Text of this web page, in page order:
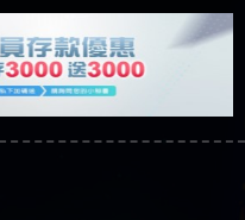
霸老虎機！
資詐騙套路緊急追討
騙 力智投資是真的嗎
還在癡迷力智投資高
詐騙追回資金賴
行是不是詐騙 天盛商
嗎 被天盛商行詐騙一
zg369】退休老翁被
e點靈是真的嗎 大戶e
詐騙嗎 大戶e點靈無
何規避詐騙陷阱
持續收割國人中【免
資是詐騙嗎 弘記投資
嗎 被弘記投資詐騙的
】KnTop利用新型
嗎 KnTop是不是詐騙
騙持續收割國人中
會出金嗎，有誰可以